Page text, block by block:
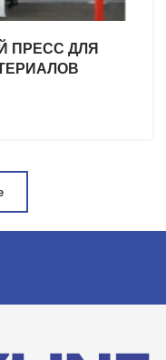
ПРЕСС ДЛЯ